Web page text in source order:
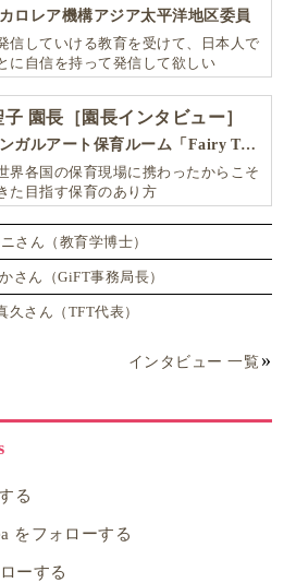
ロレア機構アジア太平洋地区委員
信していける教育を受けて、日本人で
に自信を持って発信して欲しい
園長［園長インタビュー］
バイリンガルアート保育ルーム「Fairy Tale（フェアリーテイル）」
界各国の保育現場に携わったからこそ
た目指す保育のあり方
さん（教育学博士）
さん（GiFT事務局長）
久さん（TFT代表）
インタビュー 一覧
る
をフォローする
ーする